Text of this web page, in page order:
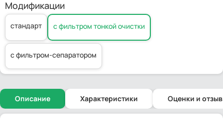
Модификации
стандарт с фильтром тонкой очистки
с фильтром-сепаратором
Описание Характеристики Оценки и